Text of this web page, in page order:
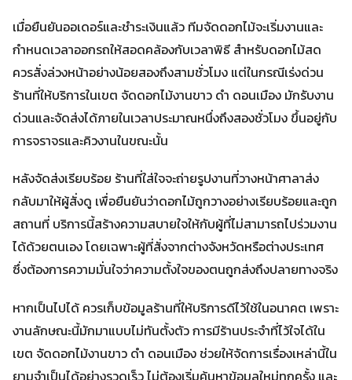
เมื่อยืนยันออเดอร์และชำระเงินแล้ว ทีมจัดดอกไม้จะเริ่มงานและ
กำหนดเวลาออกรถให้สอดคล้องกับเวลาพิธี สำหรับดอกไม้สด
ควรสั่งล่วงหน้าอย่างน้อยสองถึงสามชั่วโมง แต่ในกรณีเร่งด่วน
ร้านที่ให้บริการในเขต จัดดอกไม้งานขาว ดํา ดอนเมือง มักรับงาน
ด่วนและจัดส่งได้ภายในเวลาประมาณหนึ่งถึงสองชั่วโมง ขึ้นอยู่กับ
การจราจรและคิวงานในขณะนั้น
หลังจัดส่งเรียบร้อย ร้านที่ใส่ใจจะถ่ายรูปงานที่วางหน้าศาลาส่ง
กลับมาให้ผู้สั่งดู เพื่อยืนยันว่าดอกไม้ถูกวางอย่างเรียบร้อยและถูก
สถานที่ บริการนี้สร้างความสบายใจให้กับผู้ที่ไม่สามารถไปร่วมงาน
ได้ด้วยตนเอง โดยเฉพาะผู้ที่สั่งจากต่างจังหวัดหรือต่างประเทศ
ซึ่งต้องการความมั่นใจว่าความตั้งใจของตนถูกส่งถึงปลายทางจริง
หากเป็นไปได้ ควรเก็บข้อมูลร้านที่ให้บริการดีไว้ใช้ในอนาคต เพราะ
งานลักษณะนี้มักมาแบบไม่ทันตั้งตัว การมีร้านประจำที่ไว้ใจได้ใน
เขต จัดดอกไม้งานขาว ดํา ดอนเมือง ช่วยให้จัดการเรื่องเหล่านี้ใน
ยามจำเป็นได้อย่างรวดเร็ว ไม่ต้องเริ่มค้นหาข้อมูลใหม่ทุกครั้ง และ